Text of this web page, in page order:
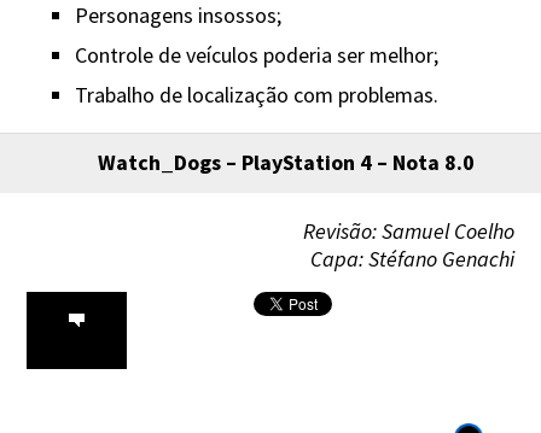
Personagens insossos;
Controle de veículos poderia ser melhor;
Trabalho de localização com problemas.
Watch_Dogs – PlayStation 4 – Nota 8.0
Revisão: Samuel Coelho
Capa: Stéfano Genachi